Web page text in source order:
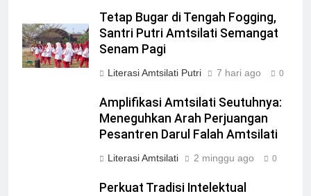
Tetap Bugar di Tengah Fogging,
Santri Putri Amtsilati Semangat
Senam Pagi
Literasi Amtsilati Putri 7 hari ago 0
Amplifikasi Amtsilati Seutuhnya:
Meneguhkan Arah Perjuangan
Pesantren Darul Falah Amtsilati
Literasi Amtsilati 2 minggu ago 0
Perkuat Tradisi Intelektual